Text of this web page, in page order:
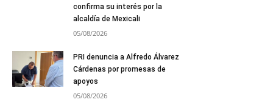
confirma su interés por la
alcaldía de Mexicali
05/08/2026
PRI denuncia a Alfredo Álvarez
Cárdenas por promesas de
apoyos
05/08/2026